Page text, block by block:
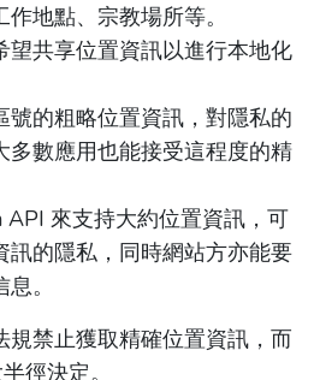
地點、宗教場所等。
望共享位置資訊以進行本地化
號的粗略位置資訊，對隱私的
多數應用也能接受這程度的精
來支持大約位置資訊，可
訊的隱私，同時網站方亦能要
。
規禁止獲取精確位置資訊，而
徑決定。